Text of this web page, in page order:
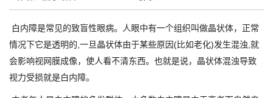
白内障是常见的致盲性眼病。人眼中有一个组织叫做晶状体，正常
情况下它是透明的,一旦晶状体由于某些原因(比如老化)发生混浊,就
会影响视网膜成像，使人看不清东西。也就是说，晶状体混浊导致
视力受损就是白内障。